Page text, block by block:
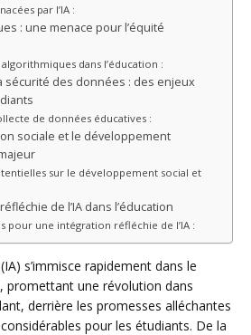
par l’IA :
: une menace pour l’équité
dans l’éducation :
sécurité des données : des enjeux
de données éducatives :
sociale et le développement
sur le développement social et
de l’IA dans l’éducation
pour une intégration réfléchie de l’IA :
s’immisce rapidement dans le
promettant une révolution dans
derrière les promesses alléchantes
pour les étudiants. De la